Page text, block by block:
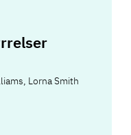
, Lorna Smith